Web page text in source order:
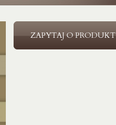
ZAPYTAJ O PRODUKT